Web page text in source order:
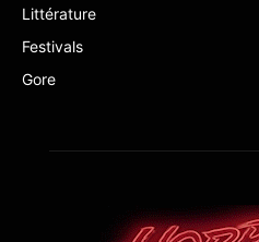
Littérature
Festivals
Gore